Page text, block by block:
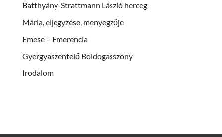
Batthyány-Strattmann László herceg
Mária, eljegyzése, menyegzője
Emese – Emerencia
Gyergyaszentelő Boldogasszony
Irodalom